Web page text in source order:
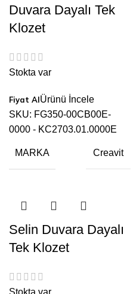
Duvara Dayalı Tek
Klozet
Stokta var
Ürünü İncele
SKU: FG350-00CB00E-
0000 - KC2703.01.0000E
MARKA Creavit
Selin Duvara Dayalı
Tek Klozet
Stokta var